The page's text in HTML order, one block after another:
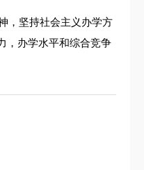
，坚持社会主义办学方
，办学水平和综合竞争